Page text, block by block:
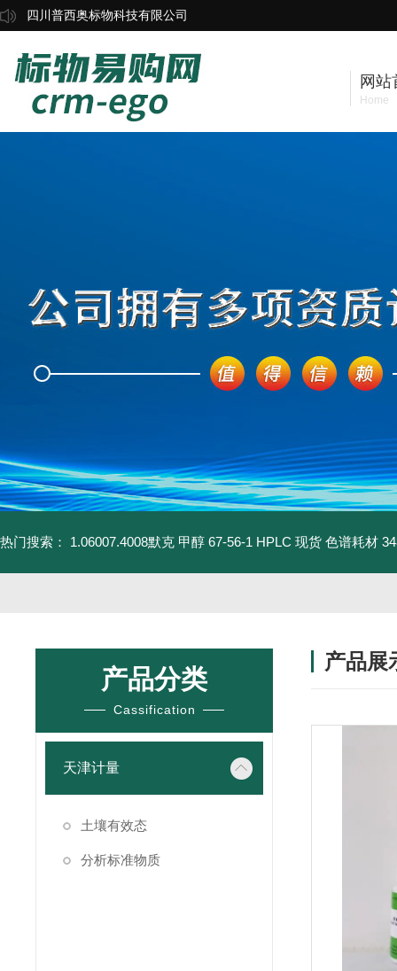
四川普西奥标物科技有限公司
网站
Home
热门搜索： 1.06007.4008默克 甲醇 67-56-1 HPLC 现货 色谱耗材
产品分类
Cassification
天津计量
土壤有效态
分析标准物质
产品展